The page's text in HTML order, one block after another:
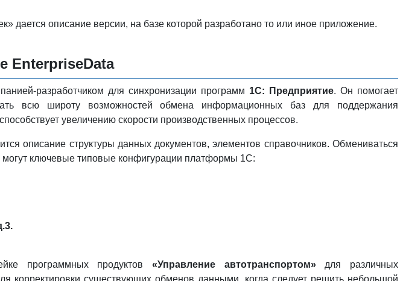
дается описание версии, на базе которой разработано то или иное приложение.
EnterpriseData
разработчиком для синхронизации программ 1С: Предприятие. Он помогает
всю широту возможностей обмена информационных баз для поддержания
увеличению скорости производственных процессов.
описание структуры данных документов, элементов справочников. Обмениваться
могут ключевые типовые конфигурации платформы 1С:
программных продуктов «Управление автотранспортом»для различных